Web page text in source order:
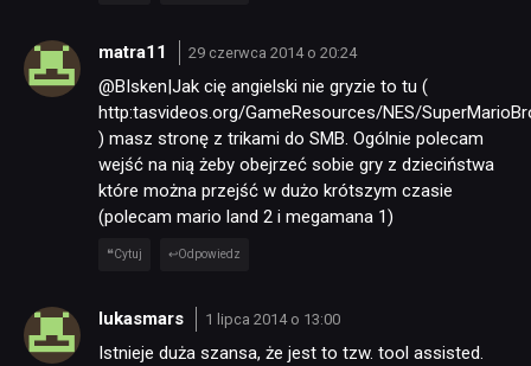
matra11 29 czerwca 2014 o 20:24
@BIsken|Jak cię angielski nie gryzie to tu (
http:tasvideos.org/GameResources/NES/
) masz stronę z trikami do SMB. Ogólnie polecam
wejść na nią żeby obejrzeć sobie gry z dzieciństwa
które można przejść w dużo krótszym czasie
(polecam mario land 2 i megamana 1)
Cytuj Odpowiedz
lukasmars 1 lipca 2014 o 13:00
Istnieje duża szansa, że jest to tzw. tool assisted.